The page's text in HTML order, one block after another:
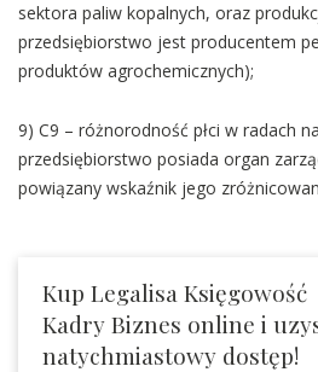
sektora paliw kopalnych, oraz
przedsiębiorstwo jest producentem
produktów agrochemicznych);
9) C9 – różnorodność płci w radach
przedsiębiorstwo posiada organ
powiązany wskaźnik jego
Kup Legalisa Księgowość
Kadry Biznes online i
natychmiastowy dostęp!